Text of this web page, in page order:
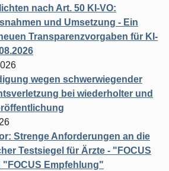
nach Art. 50 KI-VO:
und Umsetzung - Ein
Transparenzvorgaben für KI-
wegen schwerwiegender
bei wiederholter und
Strenge Anforderungen an die
Testsiegel für Ärzte - "FOCUS
Empfehlung"